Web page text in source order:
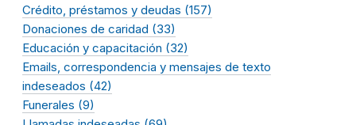
Crédito, préstamos y deudas (157)
Donaciones de caridad (33)
Educación y capacitación (32)
Emails, correspondencia y mensajes de texto
indeseados (42)
Funerales (9)